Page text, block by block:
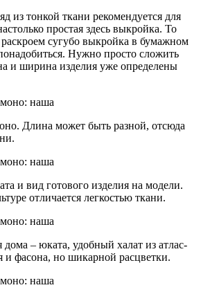
из тонкой ткани рекомендуется для
простая здесь выкройка. То
сугубо выкройка в бумажном
Нужно просто сложить
и ширина изделия уже определены
Длина может быть разной, отсюда
и вид готового изделия на модели.
отличается легкостью ткани.
– юката, удобный халат из атлас-
и фасона, но шикарной расцветки.